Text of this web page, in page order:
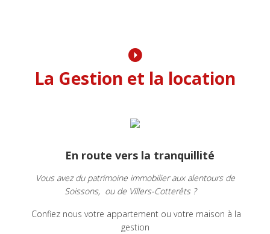
La Gestion et la location
En route vers la tranquillité
Vous avez du patrimoine immobilier aux alentours de
Soissons, ou de Villers-Cotterêts ?
Confiez nous votre appartement ou votre maison à la
gestion